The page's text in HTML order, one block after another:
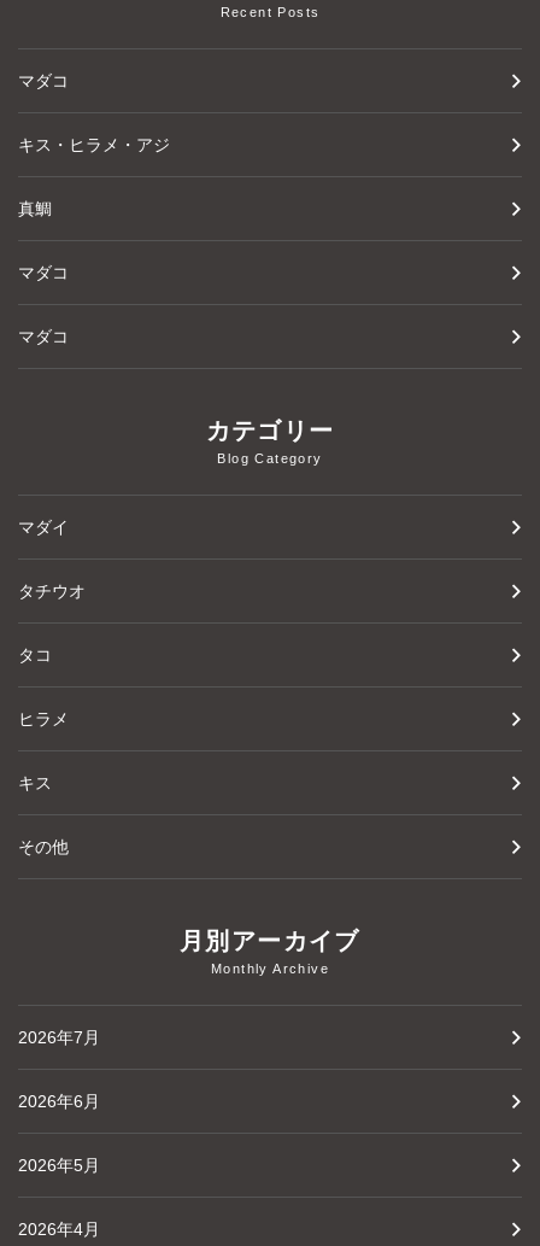
Recent Posts
マダコ
キス・ヒラメ・アジ
真鯛
マダコ
マダコ
カテゴリー
Blog Category
マダイ
タチウオ
タコ
ヒラメ
キス
その他
月別アーカイブ
Monthly Archive
2026年7月
2026年6月
2026年5月
2026年4月